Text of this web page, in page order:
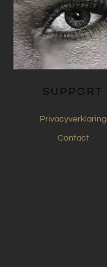
SUPPORT
Privacyverklaring
Contact